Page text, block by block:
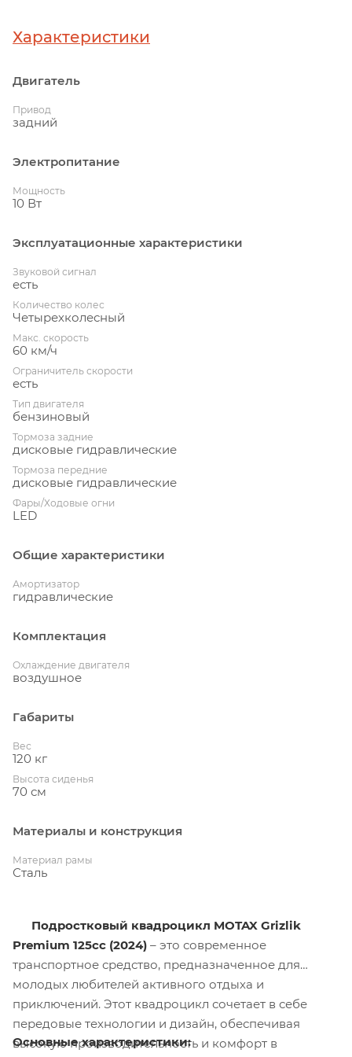
Характеристики
Двигатель
Привод
задний
Электропитание
Мощность
10 Вт
Эксплуатационные характеристики
Звуковой сигнал
есть
Количество колес
Четырехколесный
Макс. скорость
60 км/ч
Ограничитель скорости
есть
Тип двигателя
бензиновый
Тормоза задние
дисковые гидравлические
Тормоза передние
дисковые гидравлические
Фары/Ходовые огни
LED
Общие характеристики
Амортизатор
гидравлические
Комплектация
Охлаждение двигателя
воздушное
Габариты
Вес
120 кг
Высота сиденья
70 см
Материалы и конструкция
Материал рамы
Сталь
Подростковый квадроцикл MOTAX Grizlik
Premium 125cc (2024) – это современное
транспортное средство, предназначенное для
молодых любителей активного отдыха и
приключений. Этот квадроцикл сочетает в себе
передовые технологии и дизайн, обеспечивая
высокую производительность и комфорт в
Основные характеристики: